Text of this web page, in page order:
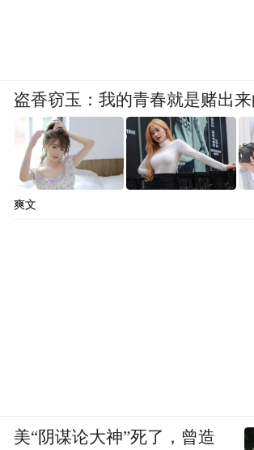
盗香窃玉：我的青春就是赌出
爽文
美“阴谋论大神”死了，曾造